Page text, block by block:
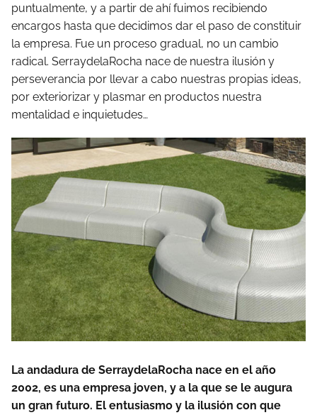
puntualmente, y a partir de ahí fuimos recibiendo
encargos hasta que decidimos dar el paso de constituir
la empresa. Fue un proceso gradual, no un cambio
radical. SerraydelaRocha nace de nuestra ilusión y
perseverancia por llevar a cabo nuestras propias ideas,
por exteriorizar y plasmar en productos nuestra
mentalidad e inquietudes…
La andadura de SerraydelaRocha nace en el año
2002, es una empresa joven, y a la que se le augura
un gran futuro. El entusiasmo y la ilusión con que